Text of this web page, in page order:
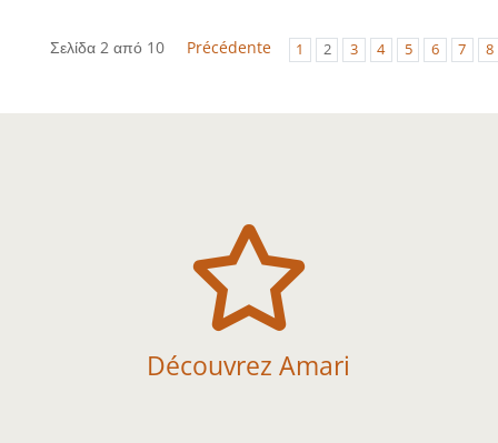
Σελίδα 2 από 10 Précédente 1 2 3 4 5 6 7 8

Découvrez Amari